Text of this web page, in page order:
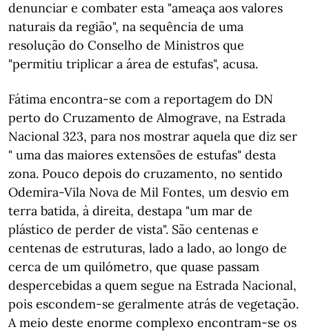
denunciar e combater esta "ameaça aos valores
naturais da região", na sequência de uma
resolução do Conselho de Ministros que
"permitiu triplicar a área de estufas", acusa.
Fátima encontra-se com a reportagem do DN
perto do Cruzamento de Almograve, na Estrada
Nacional 323, para nos mostrar aquela que diz ser
" uma das maiores extensões de estufas" desta
zona. Pouco depois do cruzamento, no sentido
Odemira-Vila Nova de Mil Fontes, um desvio em
terra batida, à direita, destapa "um mar de
plástico de perder de vista". São centenas e
centenas de estruturas, lado a lado, ao longo de
cerca de um quilómetro, que quase passam
despercebidas a quem segue na Estrada Nacional,
pois escondem-se geralmente atrás de vegetação.
A meio deste enorme complexo encontram-se os